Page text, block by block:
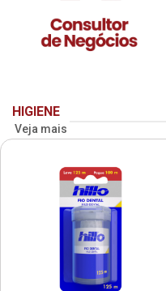
HIGIENE
Veja mais